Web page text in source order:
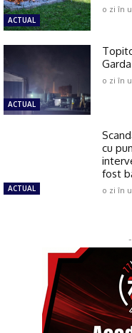
ACTUAL
o zi în
ACTUAL
o zi în
ACTUAL
cu
fost
o zi în